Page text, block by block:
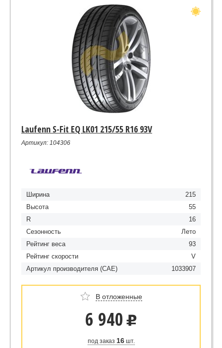
Laufenn S-Fit EQ LK01 215/55 R16 93V
Артикул: 104306
Ширина
215
Высота
55
R
16
Сезонность
Лето
Рейтинг веса
93
Рейтинг скорости
V
Артикул производителя (CAE)
1033907
В отложенные
6 940 u
под заказ 16шт.